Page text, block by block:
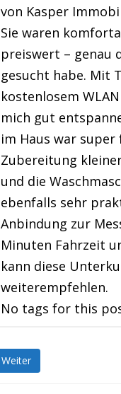
von Kasper
Sie waren
preiswert – genau
gesucht habe. Mit
kostenlosem
mich gut
im Haus war super
Zubereitung
und die
ebenfalls sehr
Anbindung zur
Minuten Fahrzeit
kann diese
weiterempfehlen.
No tags for this
Weiter